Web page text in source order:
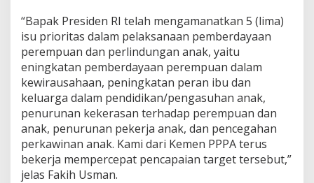
“Bapak Presiden RI telah mengamanatkan 5 (lima)
isu prioritas dalam pelaksanaan pemberdayaan
perempuan dan perlindungan anak, yaitu
eningkatan pemberdayaan perempuan dalam
kewirausahaan, peningkatan peran ibu dan
keluarga dalam pendidikan/pengasuhan anak,
penurunan kekerasan terhadap perempuan dan
anak, penurunan pekerja anak, dan pencegahan
perkawinan anak. Kami dari Kemen PPPA terus
bekerja mempercepat pencapaian target tersebut,”
jelas Fakih Usman.